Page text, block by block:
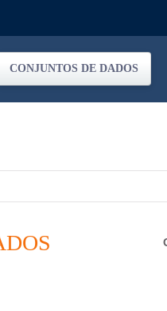
CONJUNTOS DE DADOS